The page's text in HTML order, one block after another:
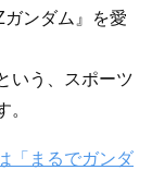
ガンダム』を愛
いう、スポーツ
。
「まるでガンダ